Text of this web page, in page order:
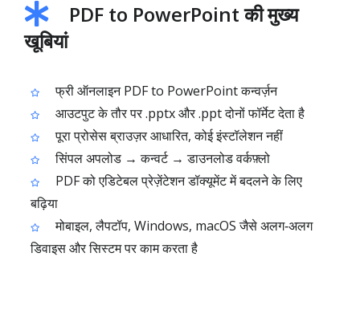
PDF to PowerPoint की मुख्य
खूबियां
फ्री ऑनलाइन PDF to PowerPoint कन्वर्ज़न
आउटपुट के तौर पर .pptx और .ppt दोनों फॉर्मेट देता है
पूरा प्रोसेस ब्राउज़र आधारित, कोई इंस्टॉलेशन नहीं
सिंपल अपलोड → कन्वर्ट → डाउनलोड वर्कफ़्लो
PDF को एडिटेबल प्रेज़ेंटेशन डॉक्यूमेंट में बदलने के लिए
बढ़िया
मोबाइल, लैपटॉप, Windows, macOS जैसे अलग‑अलग
डिवाइस और सिस्टम पर काम करता है